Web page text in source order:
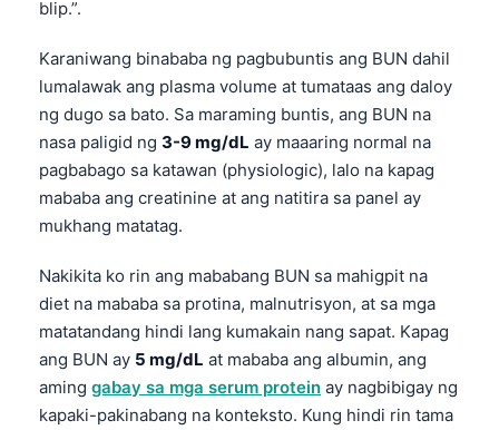
blip.”.
Karaniwang binababa ng pagbubuntis ang BUN dahil
lumalawak ang plasma volume at tumataas ang daloy
ng dugo sa bato. Sa maraming buntis, ang BUN na
nasa paligid ng 3-9 mg/dL ay maaaring normal na
pagbabago sa katawan (physiologic), lalo na kapag
mababa ang creatinine at ang natitira sa panel ay
mukhang matatag.
Nakikita ko rin ang mababang BUN sa mahigpit na
diet na mababa sa protina, malnutrisyon, at sa mga
matatandang hindi lang kumakain nang sapat. Kapag
ang BUN ay 5 mg/dL at mababa ang albumin, ang
aming gabay sa mga serum protein ay nagbibigay ng
kapaki-pakinabang na konteksto. Kung hindi rin tama
Кыргызча
Татар теле
Беларуская мова
Esperanto
Frysk
Ślōnskŏ gŏdka
Norsk bokmål